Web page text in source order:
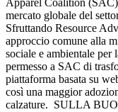
Apparel Coalition
mercato globale del
Sfruttando Resource
approccio comune alla
sociale e ambientale
permesso a SAC di
piattaforma basata su
così una maggior
calzature. SULLA